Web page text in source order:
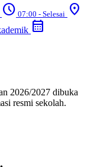
schedule 07:00 - Selesai location_on
calendar_month
2026/2027 dibuka
resmi sekolah.